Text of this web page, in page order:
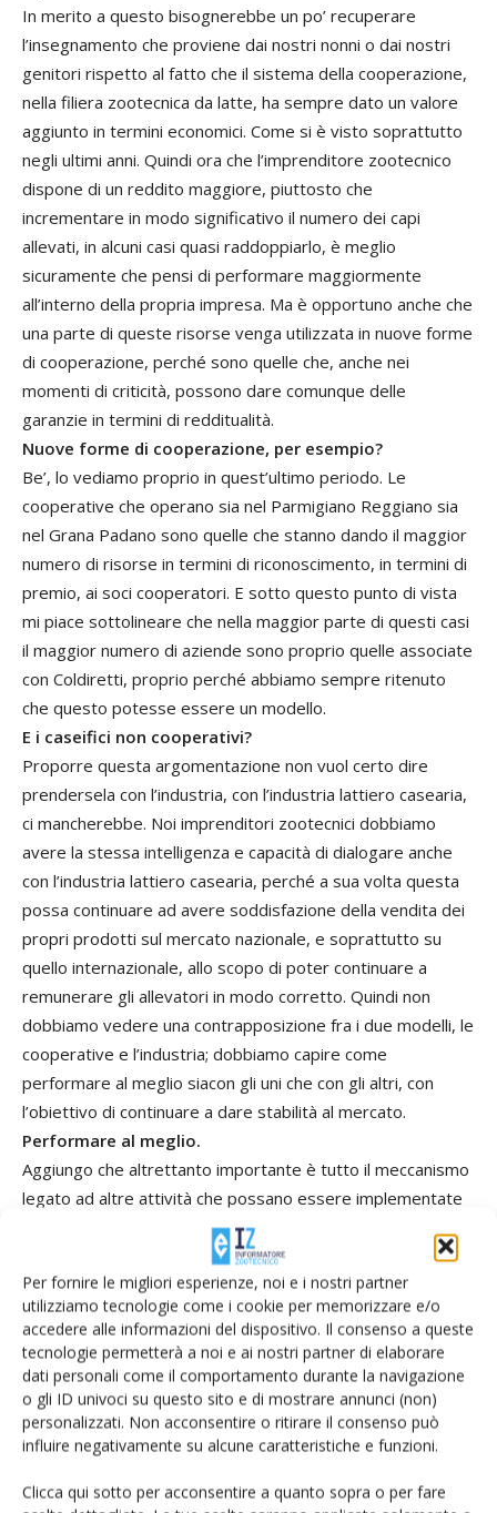
Per fornire le migliori esperienze, noi e i nostri partner
utilizziamo tecnologie come i cookie per memorizzare e/o
accedere alle informazioni del dispositivo. Il consenso a queste
tecnologie permetterà a noi e ai nostri partner di elaborare
dati personali come il comportamento durante la navigazione
o gli ID univoci su questo sito e di mostrare annunci (non)
personalizzati. Non acconsentire o ritirare il consenso può
influire negativamente su alcune caratteristiche e funzioni.
Clicca qui sotto per acconsentire a quanto sopra o per fare
In merito a questo bisognerebbe un po’ recuperare
l’insegnamento che proviene dai nostri nonni o dai nostri
genitori rispetto al fatto che il sistema della cooperazione,
nella filiera zootecnica da latte, ha sempre dato un valore
aggiunto in termini economici. Come si è visto soprattutto
negli ultimi anni. Quindi ora che l’imprenditore zootecnico
dispone di un reddito maggiore, piuttosto che
incrementare in modo significativo il numero dei capi
allevati, in alcuni casi quasi raddoppiarlo, è meglio
sicuramente che pensi di performare maggiormente
all’interno della propria impresa. Ma è opportuno anche che
una parte di queste risorse venga utilizzata in nuove forme
di cooperazione, perché sono quelle che, anche nei
momenti di criticità, possono dare comunque delle
garanzie in termini di redditualità.
Nuove forme di cooperazione, per esempio?
Be’, lo vediamo proprio in quest’ultimo periodo. Le
cooperative che operano sia nel Parmigiano Reggiano sia
nel Grana Padano sono quelle che stanno dando il maggior
numero di risorse in termini di riconoscimento, in termini di
premio, ai soci cooperatori. E sotto questo punto di vista
mi piace sottolineare che nella maggior parte di questi casi
il maggior numero di aziende sono proprio quelle associate
con Coldiretti, proprio perché abbiamo sempre ritenuto
che questo potesse essere un modello.
E i caseifici non cooperativi?
Proporre questa argomentazione non vuol certo dire
prendersela con l’industria, con l’industria lattiero casearia,
ci mancherebbe. Noi imprenditori zootecnici dobbiamo
avere la stessa intelligenza e capacità di dialogare anche
con l’industria lattiero casearia, perché a sua volta questa
possa continuare ad avere soddisfazione della vendita dei
propri prodotti sul mercato nazionale, e soprattutto su
quello internazionale, allo scopo di poter continuare a
remunerare gli allevatori in modo corretto. Quindi non
dobbiamo vedere una contrapposizione fra i due modelli, le
cooperative e l’industria; dobbiamo capire come
performare al meglio siacon gli uni che con gli altri, con
l’obiettivo di continuare a dare stabilità al mercato.
Performare al meglio.
Aggiungo che altrettanto importante è tutto il meccanismo
legato ad altre attività che possano essere implementate
partendo dalla filiera del latte bovino.
Faccio un esempio concreto: grazie a uno studio scientifico
condotto sulle parti di cartilagine dell’animale, possiamo
sapere se una vacca in produzione ha una propensione
genetica a poter sviluppare o produrre vitelli che siano
idonei per la produzione latte. Oppure al contrario
possiamo apprendere che quell’animale, che comunque
rimane nella sua vita nella filiera della produzione del latte,
conviene invece utilizzarlo per un incrocio indirizzato alla